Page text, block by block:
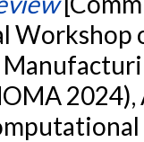
Workshop